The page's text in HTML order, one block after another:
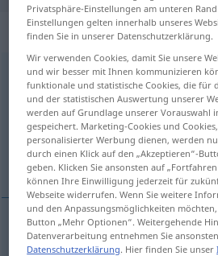
„ukrainisch“:
ukrainischadj
Übersicht aller
(Für mehr Details die Übersetzung
Ukraynalı
Ukrayna(lı)subst ukrainisch
Privatsphäre-Einstellungen am unteren
Einstellungen gelten innerhalb unseres
finden Sie in unserer Datenschutzerklärung.
Wir verwenden Cookies, damit Sie unsere
und wir besser mit Ihnen kommunizieren
funktionale und statistische Cookies, die für
und der statistischen Auswertung unserer
werden auf Grundlage unserer Vorauswahl
gespeichert. Marketing-Cookies und
personalisierter Werbung dienen, werden
durch einen Klick auf den „Akzeptieren“-
geben. Klicken Sie ansonsten auf
können Ihre Einwilligung jederzeit für
Webseite widerrufen. Wenn Sie weitere
und den Anpassungsmöglichkeiten
Button „Mehr Optionen“. Weitergehende
Datenverarbeitung entnehmen Sie
Datenschutzerklärung. Hier finden Sie unser